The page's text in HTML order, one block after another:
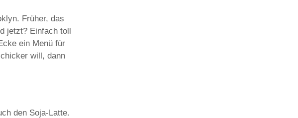
Früher, das
jetzt? Einfach toll
ein Menü für
will, dann
den Soja-Latte.